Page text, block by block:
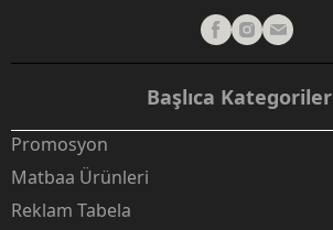
Başlıca Kategoriler
Promosyon
Matbaa Ürünleri
Reklam Tabela